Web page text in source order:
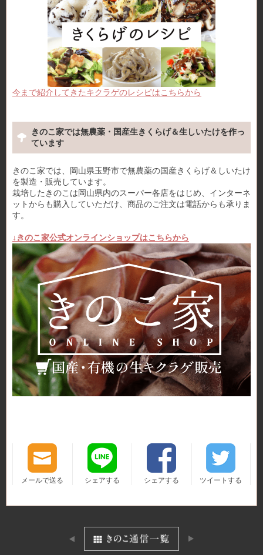
今まで紹介してきたキクラゲのレシピはこちらから
きのこ家では無農薬・国産生きくらげ＆生しいたけを作っ
ています
きのこ家では、岡山県玉野市で無農薬の国産きくらげ＆しいたけ
を製造・販売しています。
栽培したきのこは岡山県内のスーパー各店をはじめ、インターネ
ットからも購入していただけ、商品のご注文は電話からも承りま
す。
↓きのこ家公式オンラインショップはこちらから
メールで送る シェアする シェアする ツイートする